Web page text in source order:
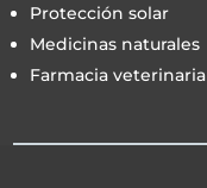
Protección solar
Medicinas naturales
Farmacia veterinaria